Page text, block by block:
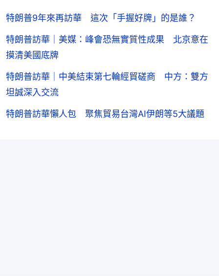
特朗普9年來再訪華 這次「手握好牌」的是誰？
特朗普訪華｜美媒：峰會恐無實質性成果 北京意在
摸清美國底牌
特朗普訪華｜中美結束第七輪經貿磋商 中方：雙方
坦誠深入交流
特朗普訪華懶人包 聚焦貿易台灣AI伊朗等5大議題